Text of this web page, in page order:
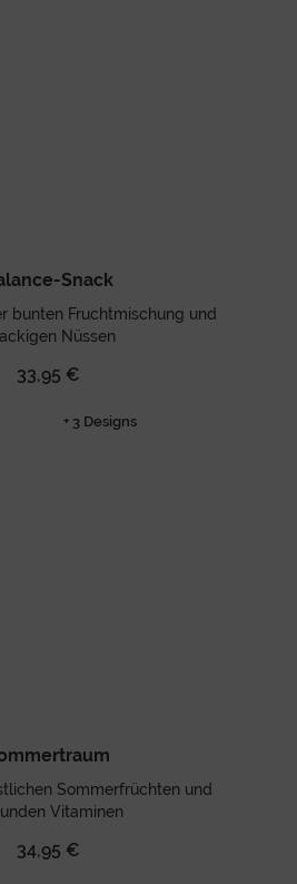
Snack
bunten Fruchtmischung und
Nüssen
33,95 €
+ 3 Designs
Sommerfrüchten und
Vitaminen
34,95 €